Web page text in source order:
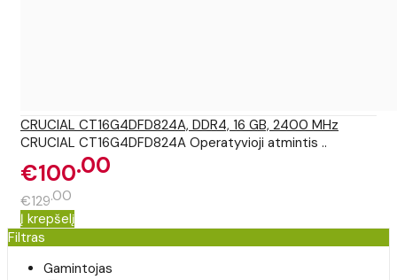
CRUCIAL CT16G4DFD824A, DDR4, 16 GB, 2400 MHz
CRUCIAL CT16G4DFD824A Operatyvioji atmintis ..
€100 00
€129 00
Į krepšelį
Filtras
Gamintojas